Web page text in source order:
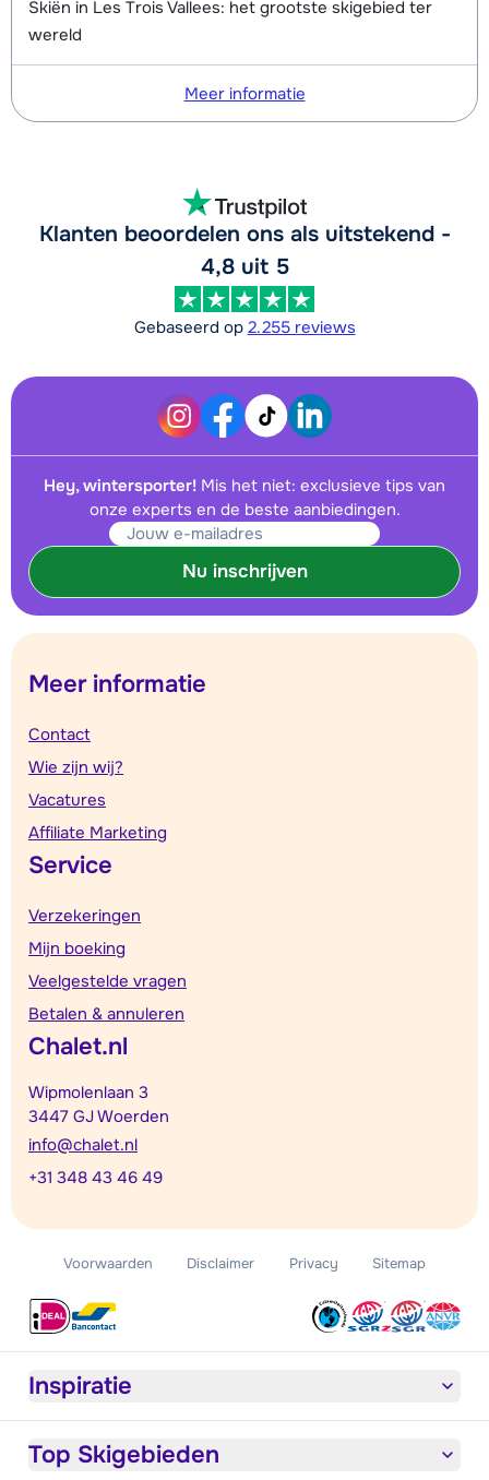
Skiën in Les Trois Vallees: het grootste skigebied ter
wereld
Meer informatie
Klanten beoordelen ons als uitstekend -
4,8 uit 5
Gebaseerd op 2.255 reviews
Hey, wintersporter! Mis het niet: exclusieve tips van
onze experts en de beste aanbiedingen.
Nu inschrijven
Meer informatie
Contact
Wie zijn wij?
Vacatures
Affiliate Marketing
Service
Verzekeringen
Mijn boeking
Veelgestelde vragen
Betalen & annuleren
Chalet.nl
Wipmolenlaan 3
3447 GJ Woerden
info@chalet.nl
+31 348 43 46 49
Voorwaarden Disclaimer Privacy Sitemap
Inspiratie
Top Skigebieden